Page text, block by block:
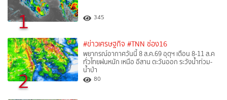
1 345
2
#ข่าวเศรษฐกิจ #TNN ช่อง16
พยากรณ์อากาศวันนี้ 8 ส.ค.69 อุตุฯ เตือน 8-11 ส.ค
ทั่วไทยฝนหนัก เหนือ อีสาน ตะวันออก ระวังน้ำท่วม-
น้ำป่า
80